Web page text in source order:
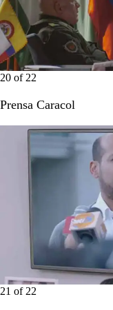
20 of 22
Prensa Caracol
21 of 22